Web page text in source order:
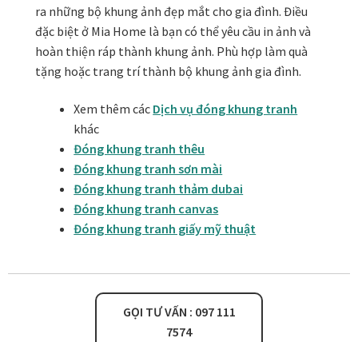
Phương thức thanh toán
Quà tặng cao cấp
Quà tặng đối tác nước ngoài
Quà Tết Doanh nghiệp 2026
Quy định khu vực giao hàng
ra những bộ khung ảnh đẹp mắt cho gia đình. Điều
đặc biệt ở Mia Home là bạn có thể yêu cầu in ảnh và
hoàn thiện ráp thành khung ảnh. Phù hợp làm quà
tặng hoặc trang trí thành bộ khung ảnh gia đình.
Xem thêm các Dịch vụ đóng khung tranh
khác
Đóng khung tranh thêu
Đóng khung tranh sơn mài
Đóng khung tranh thảm dubai
Đóng khung tranh canvas
Đóng khung tranh giấy mỹ thuật
GỌI TƯ VẤN : 097 111
7574